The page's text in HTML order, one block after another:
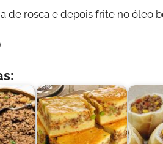
de rosca e depois frite no óleo